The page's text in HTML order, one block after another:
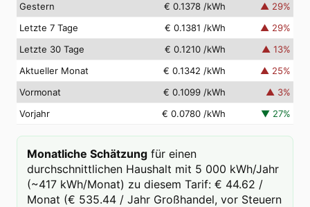
Gestern
€ 0.1378 /kWh ▲ 29%
Letzte 7 Tage
€ 0.1381 /kWh ▲ 29%
Letzte 30 Tage
€ 0.1210 /kWh ▲ 13%
Aktueller Monat
€ 0.1342 /kWh ▲ 25%
Vormonat
€ 0.1099 /kWh ▲ 3%
Vorjahr
€ 0.0780 /kWh ▼ 27%
Monatliche Schätzung für einen
durchschnittlichen Haushalt mit 5 000 kWh/Jahr
(~417 kWh/Monat) zu diesem Tarif: € 44.62 /
Monat (€ 535.44 / Jahr Großhandel, vor Steuern